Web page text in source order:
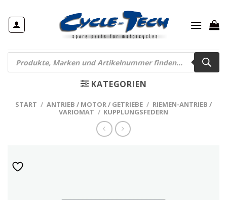
Inhalt
springen
Products
search
KATEGORIEN
START / ANTRIEB / MOTOR / GETRIEBE / RIEMEN-ANTRIEB /
VARIOMAT / KUPPLUNGSFEDERN